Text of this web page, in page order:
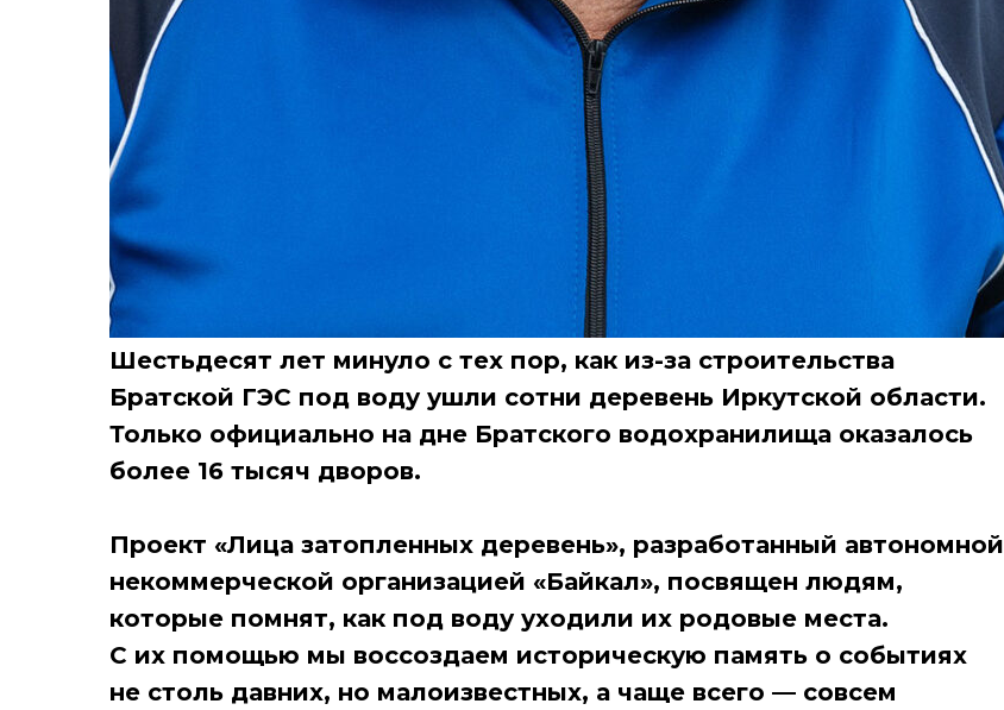
Шестьдесят лет минуло с тех пор, как из-за строительства
Братской ГЭС под воду ушли сотни деревень Иркутской области.
Только официально на дне Братского водохранилища оказалось
более 16 тысяч дворов.
Проект «Лица затопленных деревень», разработанный автономной
некоммерческой организацией «Байкал», посвящен людям,
которые помнят, как под воду уходили их родовые места.
С их помощью мы воссоздаем историческую память о событиях
не столь давних, но малоизвестных, а чаще всего — совсем